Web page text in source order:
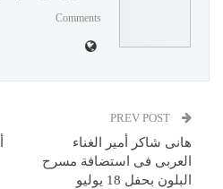
Comments
هانى شاكر أمير الغناء
العربى فى استضافة مسرح
البلون بحفل 18 يوليو